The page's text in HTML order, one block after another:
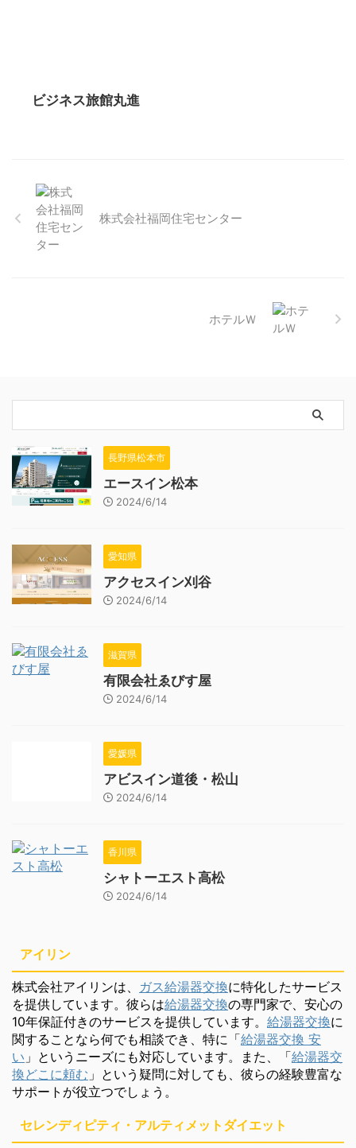
ビジネス旅館丸進
株式会社福岡住宅センター
ホテルＷ
長野県松本市
エースイン松本
2024/6/14
愛知県
アクセスイン刈谷
2024/6/14
滋賀県
有限会社ゑびす屋
2024/6/14
愛媛県
アビスイン道後・松山
2024/6/14
香川県
シャトーエスト高松
2024/6/14
アイリン
株式会社アイリンは、 ガス給湯器交換に特化したサービス
を提供しています。彼らは給湯器交換の専門家で、安心の
10年保証付きのサービスを提供しています。 給湯器交換に
関することなら何でも相談でき、特に「給湯器交換 安
い 」というニーズにも対応しています。また、「給湯器交
換どこに頼む 」という疑問に対しても、彼らの経験豊富な
サポートが役立つでしょう。
セレンディピティ・アルティメットダイエット